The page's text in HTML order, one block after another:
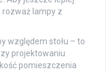
rozważ lampy z
względem stołu – to
projektowaniu
pomieszczenia